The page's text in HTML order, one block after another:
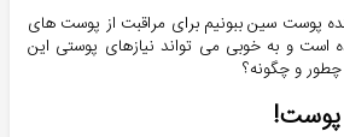
پوست سین ببونیم برای مراقبت از پوست های
است و به خوبی می تواند نیازهای پوستی این
و چگونه؟
پوست!